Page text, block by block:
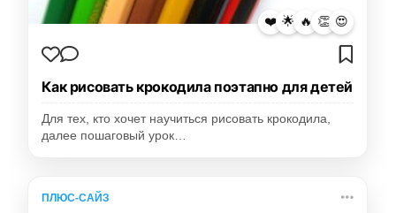
❤️ 🌟 🔥 👏 😍
Как рисовать крокодила поэтапно для детей
Для тех, кто хочет научиться рисовать крокодила,
далее пошаговый урок…
ПЛЮС-САЙЗ